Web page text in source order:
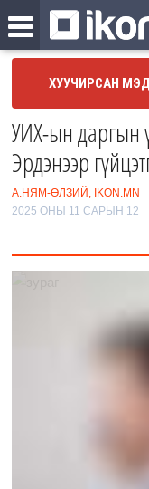
ХУУЧИРСАН
УИХ-ын даргын
Эрдэнээр
А.НЯМ-ӨЛЗИЙ, IKON.MN
2025 ОНЫ 11 САРЫН 12